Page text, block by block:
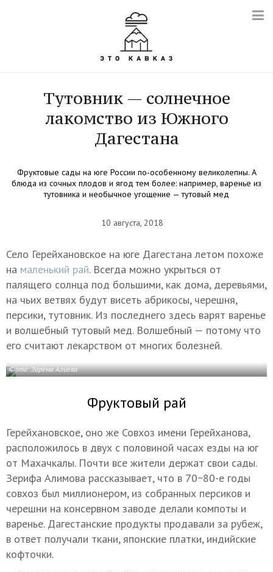
Тутовник — солнечное
лакомство из Южного
Дагестана
Фруктовые сады на юге России по-особенному великолепны. А
блюда из сочных плодов и ягод тем более: например, варенье из
тутовника и необычное угощение — тутовый мед
10 августа, 2018
Село Герейхановское на юге Дагестана летом похоже
на маленький рай. Всегда можно укрыться от
палящего солнца под большими, как дома, деревьями,
на чьих ветвях будут висеть абрикосы, черешня,
персики, тутовник. Из последнего здесь варят варенье
и волшебный тутовый мед. Волшебный — потому что
его считают лекарством от многих болезней.
Фото: Зарема Алиева
Фруктовый рай
Герейхановское, оно же Совхоз имени Герейханова,
расположилось в двух с половиной часах езды на юг
от Махачкалы. Почти все жители держат свои сады.
Зерифа Алимова рассказывает, что в 70−80-е годы
совхоз был миллионером, из собранных персиков и
черешни на консервном заводе делали компоты и
варенье. Дагестанские продукты продавали за рубеж,
в ответ получали ткани, японские платки, индийские
кофточки.